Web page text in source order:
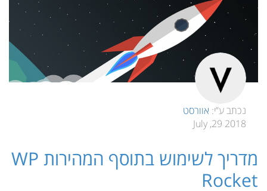
נכתב ע”י: אוורסט
2018 29, July
מדריך לשימוש בתוסף המהירות WP
Rocket